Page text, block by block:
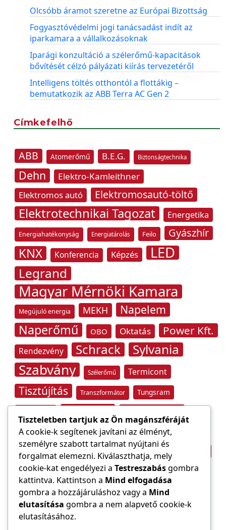
Olcsóbb áramot szeretne az Európai Bizottság
Fogyasztóvédelmi jogi tanácsadást indít az
iparkamara a vállalkozásoknak
Iparági konzultáció a szélerőmű-kapacitások
bővítését célzó pályázati kiírás tervezetéről
Intelligens töltés otthontól a flottákig –
bemutatkozik az ABB Terra AC Gen 2
Címkefelhő
ABB Atomerőmű B.E.G. Biztonságtechnika
Dehn
Elektro-Kamleithner
Elektromos autó
Elektromosautó-töltő
Elektrotechnikai Tagozat Energetika
Energiahatékonyság Energiatárolás Feilo Gyászhír
KNX Konferencia Képzés LED
Legrand
Magyar Mérnöki Kamara
Megújuló energia MEKH Napelem
Naperőmű OBO Oktatás Power Kft.
Rendezvény Schrack Sylvania
Szabvány Szélerőmű Termicont
Tisztújítás Transzformátor Tungsram
Villámvédelem
Világítástechnika Áramfogyasztás
Áramszolgáltató Építőipar átviteli hálózat
Tiszteletben tartjuk az Ön magánszféráját
A cookie-k segítenek javítani az élményt,
személyre szabott tartalmat nyújtani és
forgalmat elemezni. Kiválaszthatja, mely
cookie-kat engedélyezi a Testreszabásgombra
kattintva. Kattintson a Mind elfogadása
gombra a hozzájáruláshoz vagy a Mind
elutasítása gombra a nem alapvető cookie-k
elutasításához.